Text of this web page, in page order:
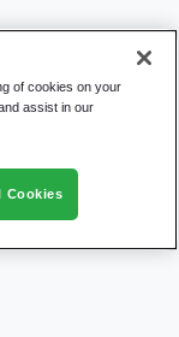
of cookies on your
assist in our
Cookies